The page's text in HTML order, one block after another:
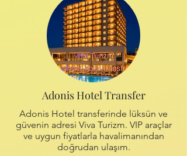
Adonis Hotel Transfer
Adonis Hotel transferinde lüksün ve
güvenin adresi Viva Turizm. VIP araçlar
ve uygun fiyatlarla havalimanından
doğrudan ulaşım.